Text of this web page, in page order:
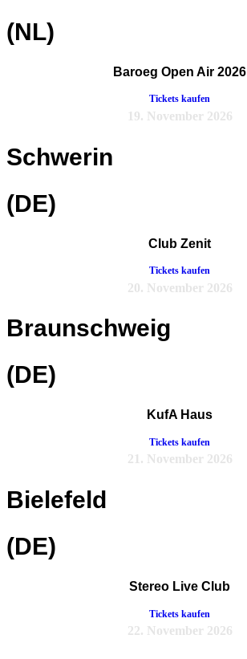
(NL)
Baroeg Open Air 2026
Tickets kaufen
19. November 2026
Schwerin
(DE)
Club Zenit
Tickets kaufen
20. November 2026
Braunschweig
(DE)
KufA Haus
Tickets kaufen
21. November 2026
Bielefeld
(DE)
Stereo Live Club
Tickets kaufen
22. November 2026